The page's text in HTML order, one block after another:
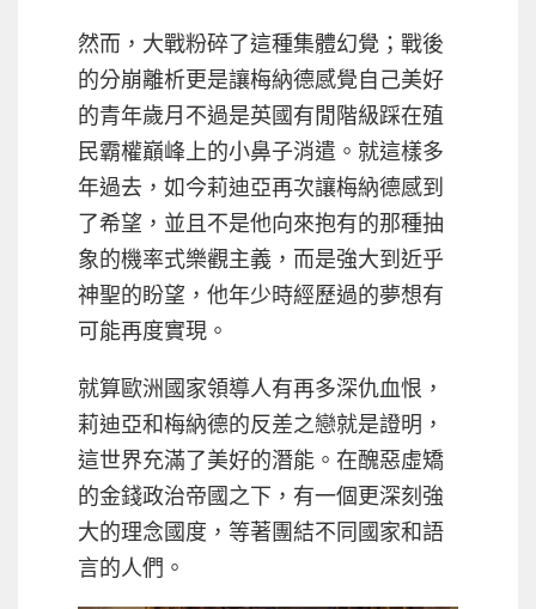
然而，大戰粉碎了這種集體幻覺；戰後
的分崩離析更是讓梅納德感覺自己美好
的青年歲月不過是英國有閒階級踩在殖
民霸權巔峰上的小鼻子消遣。就這樣多
年過去，如今莉迪亞再次讓梅納德感到
了希望，並且不是他向來抱有的那種抽
象的機率式樂觀主義，而是強大到近乎
神聖的盼望，他年少時經歷過的夢想有
可能再度實現。
就算歐洲國家領導人有再多深仇血恨，
莉迪亞和梅納德的反差之戀就是證明，
這世界充滿了美好的潛能。在醜惡虛矯
的金錢政治帝國之下，有一個更深刻強
大的理念國度，等著團結不同國家和語
言的人們。